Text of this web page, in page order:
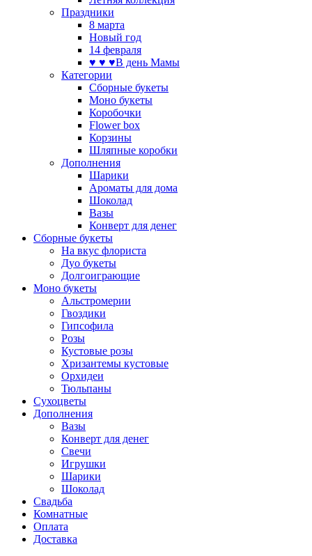
Праздники
8 марта
Новый год
14 февраля
♥ ♥ ♥В день Мамы
Категории
Сборные букеты
Моно букеты
Коробочки
Flower box
Корзины
Шляпные коробки
Дополнения
Шарики
Ароматы для дома
Шоколад
Вазы
Конверт для денег
Сборные букеты
На вкус флориста
Дуо букеты
Долгоиграющие
Моно букеты
Альстромерии
Гвоздики
Гипсофила
Розы
Кустовые розы
Хризантемы кустовые
Орхидеи
Тюльпаны
Сухоцветы
Дополнения
Вазы
Конверт для денег
Свечи
Игрушки
Шарики
Шоколад
Свадьба
Комнатные
Оплата
Доставка